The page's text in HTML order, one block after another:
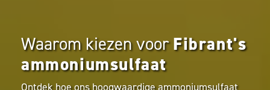
Waarom kiezen voorFibrant's
ammoniumsulfaat
Ontdek hoe ons hoogwaardige ammoniumsulfaat